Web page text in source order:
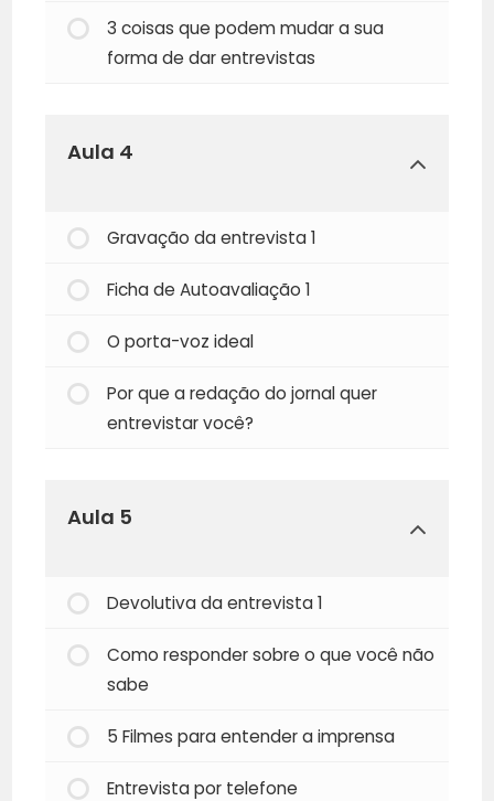
3 coisas que podem mudar a sua
forma de dar entrevistas
Aula 4
Gravação da entrevista 1
Ficha de Autoavaliação 1
O porta-voz ideal
Por que a redação do jornal quer
entrevistar você?
Aula 5
Devolutiva da entrevista 1
Como responder sobre o que você não
sabe
5 Filmes para entender a imprensa
Entrevista por telefone